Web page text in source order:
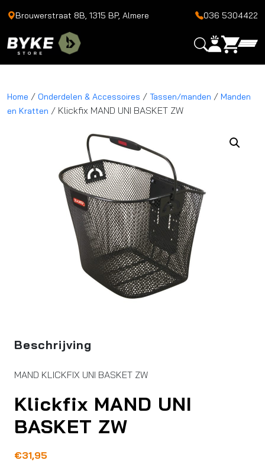
Brouwerstraat 8B, 1315 BP, Almere 036 5304422
Home / Onderdelen & Accessoires / Tassen/manden / Manden
en Kratten / Klickfix MAND UNI BASKET ZW
Beschrijving
MAND KLICKFIX UNI BASKET ZW
Klickfix MAND UNI
BASKET ZW
€31,95